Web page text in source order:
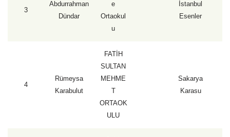
3
Abdurrahman
Dündar
e
Ortaokul
u
İstanbul
Esenler
4
Rümeysa
Karabulut
FATİH
SULTAN
MEHME
ORTAOK
ULU
Sakarya
Karasu